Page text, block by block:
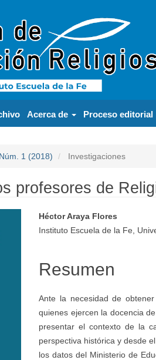
Acerca de Proceso editorial
1 (2018) Investigaciones
profesores de
Contenido
artículo
Héctor Araya Flores
Instituto Escuela de la Fe,
Resumen
Ante la necesidad de
quienes ejercen la docencia
presentar el contexto de la
perspectiva histórica y desde
los datos del Ministerio de